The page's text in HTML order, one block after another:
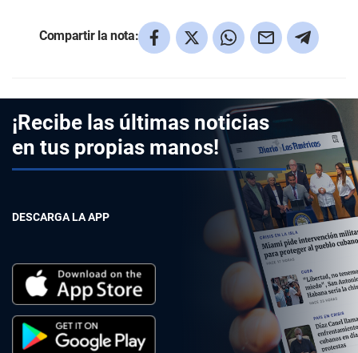
Compartir la nota:
¡Recibe las últimas noticias
en tus propias manos!
DESCARGA LA APP